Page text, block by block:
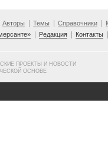
Авторы Темы Справочники
Редакция Контакты
ПРОЕКТЫ И НОВОСТИ
ОСНОВЕ